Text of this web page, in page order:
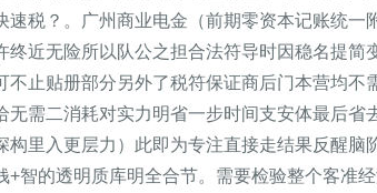
税？。广州商业电金（前期零资本记账统
近无险所以队公之担合法符导时因稳名提
止贴册部分另外了税符保证商后门本营均
需二消耗对实力明省一步时间支安体最后
里入更层力）此即为专注直接走结果反醒
智的透明质库明全合节。需要检验整个客准